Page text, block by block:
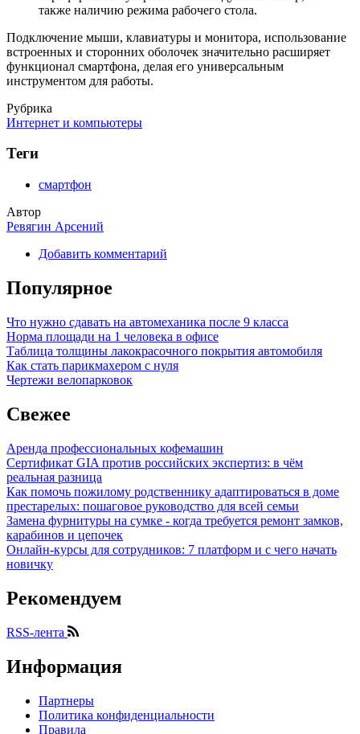
также наличию режима рабочего стола.
Подключение мыши, клавиатуры и монитора, использование
встроенных и сторонних оболочек значительно расширяет
функционал смартфона, делая его универсальным
инструментом для работы.
Рубрика
Интернет и компьютеры
Теги
смартфон
Автор
Ревягин Арсений
Добавить комментарий
Популярное
Что нужно сдавать на автомеханика после 9 класса
Норма площади на 1 человека в офисе
Таблица толщины лакокрасочного покрытия автомобиля
Как стать парикмахером с нуля
Чертежи велопарковок
Свежее
Аренда профессиональных кофемашин
Сертификат GIA против российских экспертиз: в чём
реальная разница
Как помочь пожилому родственнику адаптироваться в доме
престарелых: пошаговое руководство для всей семьи
Замена фурнитуры на сумке - когда требуется ремонт замков,
карабинов и цепочек
Онлайн-курсы для сотрудников: 7 платформ и с чего начать
новичку
Рекомендуем
RSS-лента
Информация
Партнеры
Политика конфиденциальности
Правила